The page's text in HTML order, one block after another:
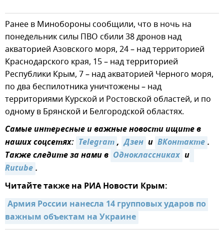
Ранее в Минобороны сообщили, что в ночь на
понедельник силы ПВО сбили 38 дронов над
акваторией Азовского моря, 24 – над территорией
Краснодарского края, 15 – над территорией
Республики Крым, 7 – над акваторией Черного моря,
по два беспилотника уничтожены – над
территориями Курской и Ростовской областей, и по
одному в Брянской и Белгородской областях.
Самые интересные и важные новости ищите в
наших соцсетях: Telegram, Дзен и ВКонтакте.
Также следите за нами в Одноклассниках и
Rutube.
Читайте также на РИА Новости Крым:
Армия России нанесла 14 групповых ударов по
важным объектам на Украине